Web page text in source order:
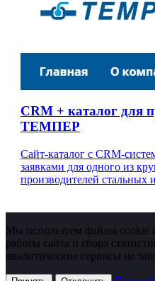
CRM + каталог для
ТЕМПЕР
Сайт-каталог с CRM-
заявками для одного из
производителей
Мы используем файлы cookie
работы сайта и сбора
аналитические сервисы не